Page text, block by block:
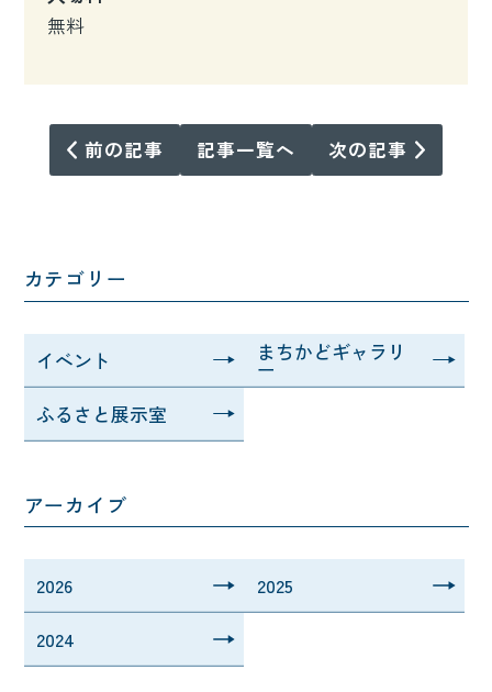
無料
前の記事 記事一覧へ 次の記事
カテゴリー
イベント まちかどギャラリ
ー
ふるさと展示室
アーカイブ
2026 2025
2024